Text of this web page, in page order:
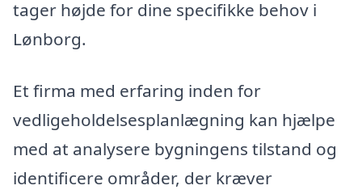
tager højde for dine specifikke behov i
Lønborg.
Et firma med erfaring inden for
vedligeholdelsesplanlægning kan hjælpe
med at analysere bygningens tilstand og
identificere områder, der kræver